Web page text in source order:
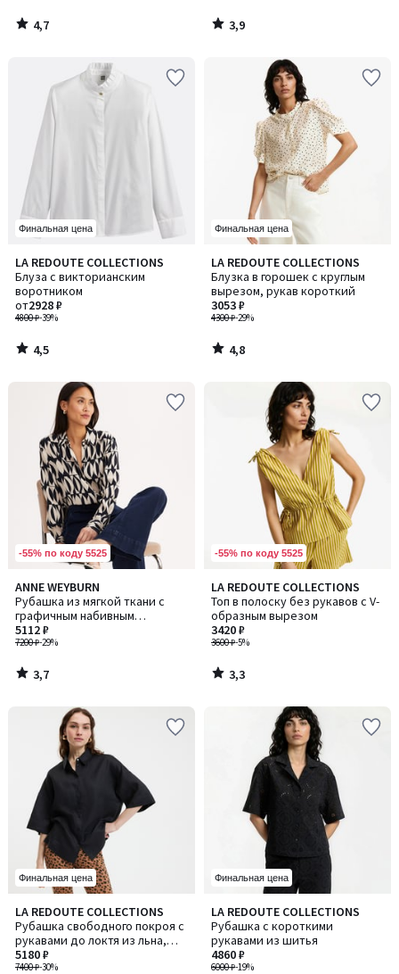
4,7
/
3,9
/
Финальная цена
LA REDOUTE COLLECTIONS
Блуза с викторианским
воротником
4800 ₽-39%
от2928 ₽
4,5
/ 5
4,5
/
Финальная цена
LA REDOUTE COLLECTIONS
Блузка в горошек с круглым
вырезом, рукав короткий
4300 ₽-29%
3053 ₽
4,8
/ 5
4,8
/
-55% по коду 5525
ANNE WEYBURN
Рубашка из мягкой ткани с
графичным набивным
рисунком, рукав длинный
7200 ₽-29%
5112 ₽
3,7
/ 5
3,7
/
-55% по коду 5525
LA REDOUTE COLLECTIONS
Топ в полоску без рукавов с V-
образным вырезом
3600 ₽-5%
3420 ₽
3,3
/ 5
3,3
/
Финальная цена
LA REDOUTE COLLECTIONS
Рубашка свободного покроя с
рукавами до локтя из льна,
AMBER / ЭМБЕР
7400 ₽-30%
5180 ₽
4,8
/ 5
Финальная цена
LA REDOUTE COLLECTIONS
Рубашка с короткими
рукавами из шитья
6000 ₽-19%
4860 ₽
5
/
5